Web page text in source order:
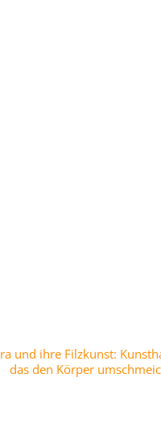
und ihre Filzkunst:
das den Körper